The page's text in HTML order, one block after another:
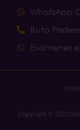
WhatsApp
Ruta
Exámenes
Copyright ©